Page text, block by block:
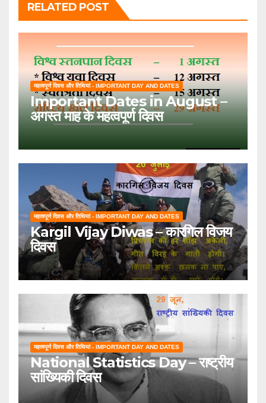
RELATED POST
महत्वपूर्ण दिवस और तिथियां - IMPORTANT DAY AND DATES
Important Dates in August –
अगस्त माह के महत्वपूर्ण दिवस
महत्वपूर्ण दिवस और तिथियां - IMPORTANT DAY AND DATES
Kargil Vijay Diwas – कारगिल विजय
दिवस
महत्वपूर्ण दिवस और तिथियां - IMPORTANT DAY AND DATES
National Statistics Day – राष्ट्रीय
सांख्यिकी दिवस